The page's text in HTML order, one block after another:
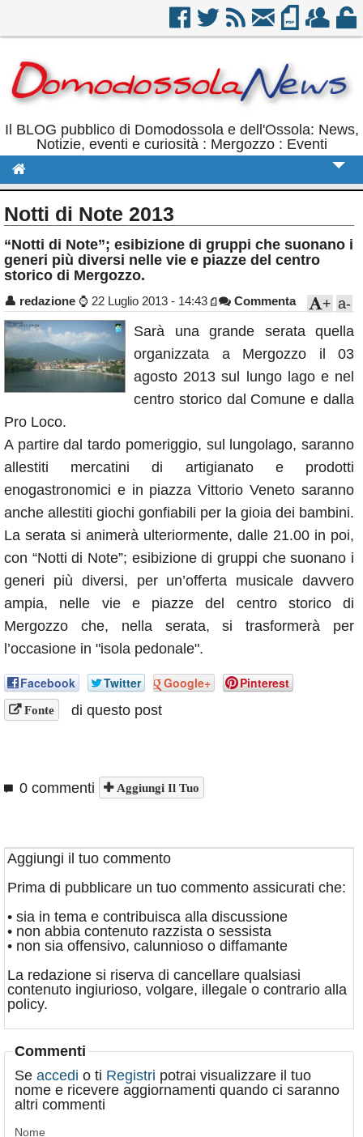
Il BLOG pubblico di Domodossola e dell'Ossola: News,
Notizie, eventi e curiosità : Mergozzo : Eventi
Politica
Sport
Rubriche
Calendario
Annunci
Notti di Note 2013
“Notti di Note”; esibizione di gruppi che suonano i
generi più diversi nelle vie e piazze del centro
storico di Mergozzo.
👤 redazione ⌚ 22 Luglio 2013 - 14:43 Commenta a-
+
Sarà una grande serata quella
organizzata a Mergozzo il 03
agosto 2013 sul lungo lago e nel
centro storico dal Comune e dalla
Pro Loco.
A partire dal tardo pomeriggio, sul lungolago, saranno
allestiti mercatini di artigianato e prodotti
enogastronomici e in piazza Vittorio Veneto saranno
anche allestiti giochi gonfiabili per la gioia dei bambini.
La serata si animerà ulteriormente, dalle 21.00 in poi,
con “Notti di Note”; esibizione di gruppi che suonano i
generi più diversi, per un’offerta musicale davvero
ampia, nelle vie e piazze del centro storico di
Mergozzo che, nella serata, si trasformerà per
l’occasione in "isola pedonale".
Facebook Twitter Google+ Pinterest
Fonte di questo post
0 commenti Aggiungi Il Tuo
Aggiungi il tuo commento
Prima di pubblicare un tuo commento assicurati che:
• sia in tema e contribuisca alla discussione
• non abbia contenuto razzista o sessista
• non sia offensivo, calunnioso o diffamante
La redazione si riserva di cancellare qualsiasi
contenuto ingiurioso, volgare, illegale o contrario alla
policy.
Commenti
Se accedi o ti Registri potrai visualizzare il tuo
nome e ricevere aggiornamenti quando ci saranno
altri commenti
Nome